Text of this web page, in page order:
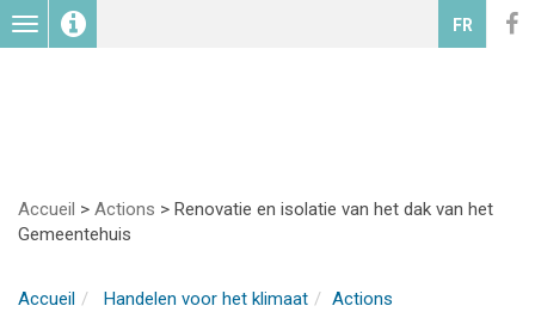
Toggle
navigation
FR
Accueil > Actions > Renovatie en isolatie van het dak van het
Gemeentehuis
Accueil Handelen voor het klimaat
Actions